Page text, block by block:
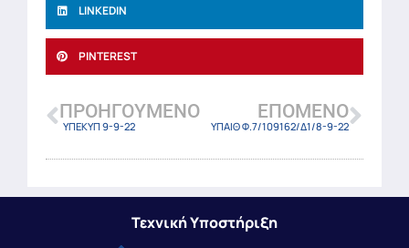
LINKEDIN
PINTEREST
ΠΡΟΗΓΟΎΜΕΝΟ
ΥΠΕΚΥΠ 9-9-22
ΕΠΌΜΕΝΟ
ΥΠΑΙΘ Φ.7/109162/Δ1/8-9-22
Τεχνική Υποστήριξη